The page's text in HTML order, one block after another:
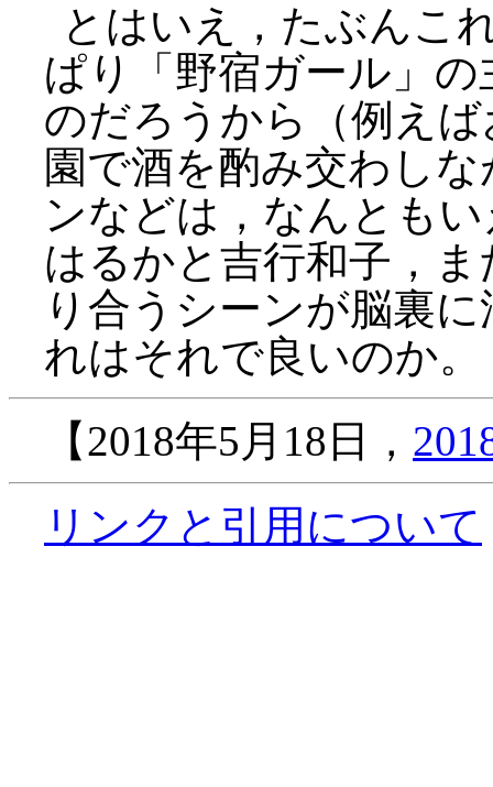
とはいえ，たぶんこ
ぱり「野宿ガール」
のだろうから（例え
園で酒を酌み交わし
ンなどは，なんとも
はるかと吉行和子，
り合うシーンが脳裏
れはそれで良いのか。
【2018年5月18日，
リンクと引用について